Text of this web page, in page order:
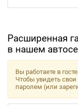
Расширенная
в нашем
Вы работаете в
Чтобы увидеть
паролем (или